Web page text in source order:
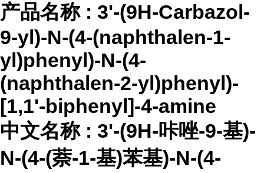
产品名称 : 3'-(9H-Carbazol-
9-yl)-N-(4-(naphthalen-1-
yl)phenyl)-N-(4-
(naphthalen-2-yl)phenyl)-
[1,1'-biphenyl]-4-amine
中文名称 : 3'-(9H-咔唑-9-基)-
N-(4-(萘-1-基)苯基)-N-(4-